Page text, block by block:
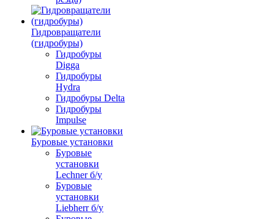
Гидровращатели
(гидробуры)
Гидробуры
Digga
Гидробуры
Hydra
Гидробуры Delta
Гидробуры
Impulse
Буровые установки
Буровые
установки
Lechner б/у
Буровые
установки
Liebherr б/у